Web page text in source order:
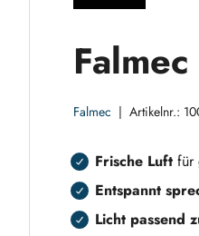
Falmec |Artikelnr.:
Frische Luftfür
Entspannt
Licht passend